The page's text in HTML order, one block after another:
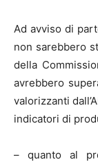
Ad avviso di
non sarebbero
della
avrebbero
valorizzanti
indicatori di
– quanto al